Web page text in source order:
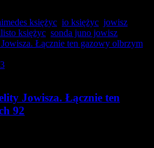
księżyc io księżyc jowisz
księżyc sonda juno jowisz
Jowisza. Łącznie ten
92